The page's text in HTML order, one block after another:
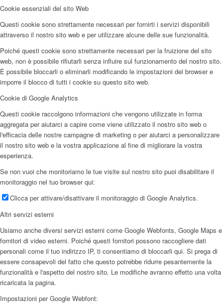
Cookie essenziali del sito Web
Questi cookie sono strettamente necessari per fornirti i servizi disponibili
attraverso il nostro sito web e per utilizzare alcune delle sue funzionalità.
Poiché questi cookie sono strettamente necessari per la fruizione del sito
web, non è possibile rifiutarli senza influire sul funzionamento del nostro sito.
È possibile bloccarli o eliminarli modificando le impostazioni del browser e
imporre il blocco di tutti i cookie su questo sito web.
Cookie di Google Analytics
Questi cookie raccolgono informazioni che vengono utilizzate in forma
aggregata per aiutarci a capire come viene utilizzato il nostro sito web o
l'efficacia delle nostre campagne di marketing o per aiutarci a personalizzare
il nostro sito web e la vostra applicazione al fine di migliorare la vostra
esperienza.
Se non vuoi che monitoriamo le tue visite sul nostro sito puoi disabilitare il
monitoraggio nel tuo browser qui:
Clicca per attivare/disattivare il monitoraggio di Google Analytics.
Altri servizi esterni
Usiamo anche diversi servizi esterni come Google Webfonts, Google Maps e
fornitori di video esterni. Poiché questi fornitori possono raccogliere dati
personali come il tuo indirizzo IP, ti consentiamo di bloccarli qui. Si prega di
essere consapevoli del fatto che questo potrebbe ridurre pesantemente la
funzionalità e l'aspetto del nostro sito. Le modifiche avranno effetto una volta
ricaricata la pagina.
Impostazioni per Google Webfont: